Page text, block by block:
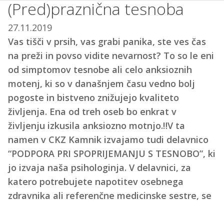
(Pred)praznična tesnoba
27.11.2019
Vas tišči v prsih, vas grabi panika, ste ves čas
na preži in povso vidite nevarnost? To so le eni
od simptomov tesnobe ali celo anksioznih
motenj, ki so v današnjem času vedno bolj
pogoste in bistveno znižujejo kvaliteto
življenja. Ena od treh oseb bo enkrat v
življenju izkusila anksiozno motnjo.‼️V ta
namen v CKZ Kamnik izvajamo tudi delavnico
“PODPORA PRI SPOPRIJEMANJU S TESNOBO”, ki
jo izvaja naša psihologinja. V delavnici, za
katero potrebujete napotitev osebnega
zdravnika ali referenčne medicinske sestre, se